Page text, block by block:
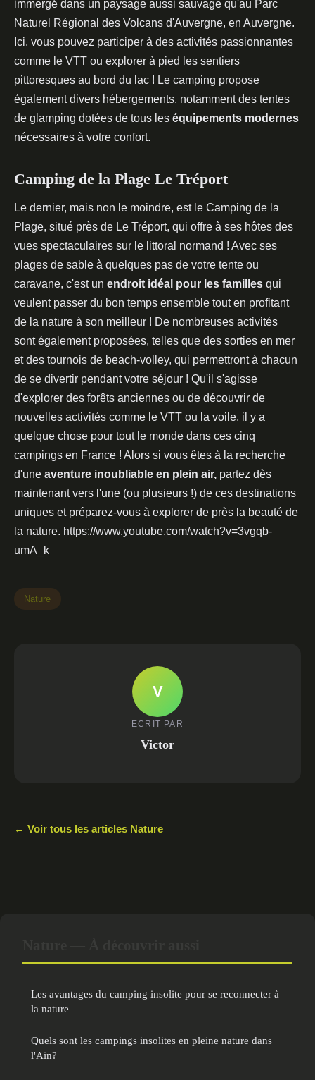
immergé dans un paysage aussi sauvage qu'au Parc
Naturel Régional des Volcans d'Auvergne, en Auvergne.
Ici, vous pouvez participer à des activités passionnantes
comme le VTT ou explorer à pied les sentiers
pittoresques au bord du lac ! Le camping propose
également divers hébergements, notamment des tentes
de glamping dotées de tous les équipements modernes
nécessaires à votre confort.
Camping de la Plage Le Tréport
Le dernier, mais non le moindre, est le Camping de la
Plage, situé près de Le Tréport, qui offre à ses hôtes des
vues spectaculaires sur le littoral normand ! Avec ses
plages de sable à quelques pas de votre tente ou
caravane, c'est un endroit idéal pour les familles qui
veulent passer du bon temps ensemble tout en profitant
de la nature à son meilleur ! De nombreuses activités
sont également proposées, telles que des sorties en mer
et des tournois de beach-volley, qui permettront à chacun
de se divertir pendant votre séjour ! Qu'il s'agisse
d'explorer des forêts anciennes ou de découvrir de
nouvelles activités comme le VTT ou la voile, il y a
quelque chose pour tout le monde dans ces cinq
campings en France ! Alors si vous êtes à la recherche
d'une aventure inoubliable en plein air, partez dès
maintenant vers l'une (ou plusieurs !) de ces destinations
uniques et préparez-vous à explorer de près la beauté de
la nature. https://www.youtube.com/watch?v=3vgqb-
umA_k
Nature
V
ECRIT PAR
Victor
← Voir tous les articles Nature
Les avantages du camping insolite pour se reconnecter à
la nature
Quels sont les campings insolites en pleine nature dans
l'Ain?